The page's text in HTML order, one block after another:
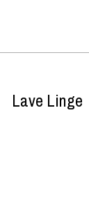
Lave Linge